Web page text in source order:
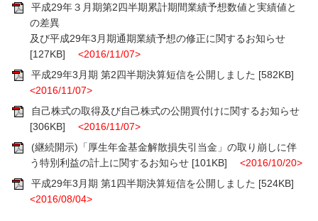
平成29年３月期第2四半期累計期間業績予想数値と実績値と
の差異
及び平成29年3月期通期業績予想の修正に関するお知らせ
[127KB] <2016/11/07>
平成29年3月期 第2四半期決算短信を公開しました [582KB]
<2016/11/07>
自己株式の取得及び自己株式の公開買付けに関するお知らせ
[306KB] <2016/11/07>
(継続開示)「厚生年金基金解散損失引当金」の取り崩しに伴
う特別利益の計上に関するお知らせ[101KB] <2016/10/20>
平成29年3月期 第1四半期決算短信を公開しました [524KB]
<2016/08/04>